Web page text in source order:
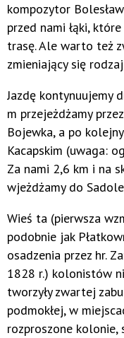
kompozytor
przed nami łąki,
trasę. Ale warto też
zmieniający się
Jazdę kontynuujemy
m przejeżdżamy
Bojewka, a po
Kacapskim (uwaga:
Za nami 2,6 km i na
wjeżdżamy do
Wieś ta (pierwsza
podobnie jak
osadzenia przez hr.
1828 r.) kolonistów
tworzyły zwartej
podmokłej, w
rozproszone kolonie,